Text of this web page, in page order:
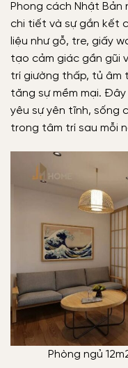
Phong cách Nhật
chi tiết và sự gắn kết
liệu như gỗ, tre, giấy
tạo cảm giác gần gũi
trí giường thấp, tủ âm
tăng sự mềm mại.
yêu sự yên tĩnh, sống
trong tâm trí sau mỗi
Phòng ngủ